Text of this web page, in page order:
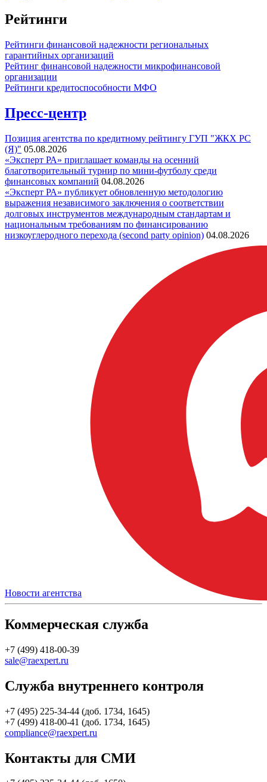
Рейтинги
Рейтинги финансовой надежности региональных
гарантийных организаций
Рейтинг финансовой надежности микрофинансовой
организации
Рейтинги кредитоспособности МФО
Пресс-центр
Позиция агентства по кредитному рейтингу ГУП "ЖКХ РС
(Я)" 05.08.2026
«Эксперт РА» приглашает команды на осенний
благотворительный турнир по мини-футболу среди
финансовых компаний 04.08.2026
«Эксперт РА» публикует обновленную методологию
выражения независимого заключения о соответствии
долговых инструментов международным стандартам и
национальным требованиям по финансированию
низкоуглеродного перехода (second party opinion) 04.08.2026
Новости агентства
Коммерческая служба
+7 (499) 418-00-39
sale@raexpert.ru
Служба внутреннего контроля
+7 (495) 225-34-44 (доб. 1734, 1645)
+7 (499) 418-00-41 (доб. 1734, 1645)
compliance@raexpert.ru
Контакты для СМИ